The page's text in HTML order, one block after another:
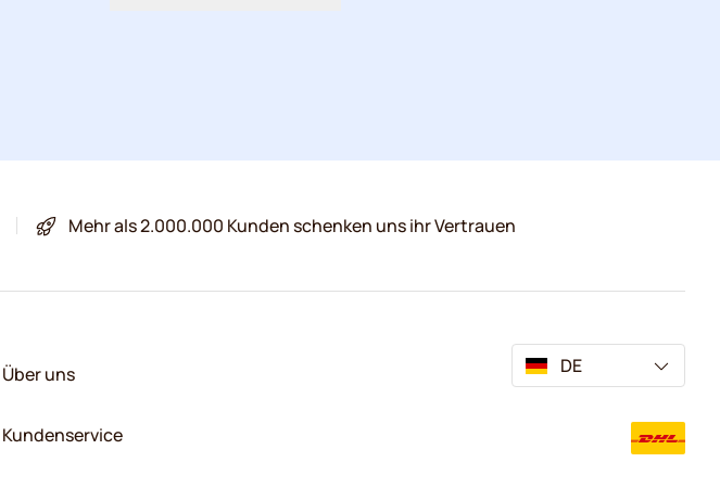
Mehr als 2.000.000 Kunden schenken uns ihr Vertrauen
Über uns
Kundenservice
DE